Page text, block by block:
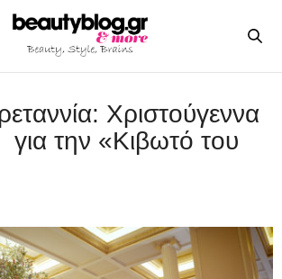
Χριστούγεννα
την «Κιβωτό του